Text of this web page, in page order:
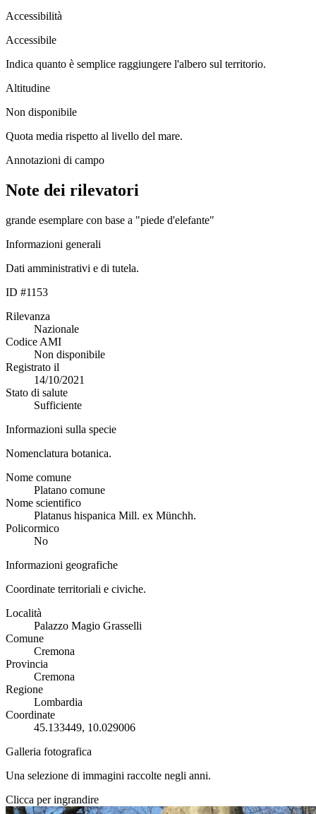
Accessibilità
Accessibile
Indica quanto è semplice raggiungere l'albero sul territorio.
Altitudine
Non disponibile
Quota media rispetto al livello del mare.
Annotazioni di campo
Note dei rilevatori
grande esemplare con base a "piede d'elefante"
Informazioni generali
Dati amministrativi e di tutela.
ID #1153
Rilevanza
Nazionale
Codice AMI
Non disponibile
Registrato il
14/10/2021
Stato di salute
Sufficiente
Informazioni sulla specie
Nomenclatura botanica.
Nome comune
Platano comune
Nome scientifico
Platanus hispanica Mill. ex Münchh.
Policormico
No
Informazioni geografiche
Coordinate territoriali e civiche.
Località
Palazzo Magio Grasselli
Comune
Cremona
Provincia
Cremona
Regione
Lombardia
Coordinate
45.133449, 10.029006
Galleria fotografica
Una selezione di immagini raccolte negli anni.
Clicca per ingrandire